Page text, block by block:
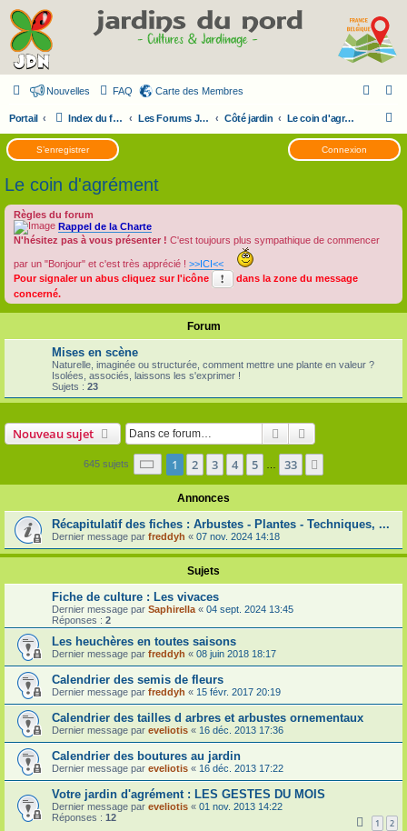
Nouvelles FAQ Carte des Membres
Portail Index du forum Les Forums JDN Côté jardin Le coin d'agrément
e
c
e
r
S’enregistrer Connexion
Le coin d'agrément
Règles du forum
Rappel de la Charte
N'hésitez pas à vous présenter ! C'est toujours plus sympathique de commencer
par un "Bonjour" et c'est très apprécié ! >>ICI<<
Pour signaler un abus cliquez sur l'icône
dans la zone du message
concerné.
Forum
Mises en scène
Naturelle, imaginée ou structurée, comment mettre une plante en valeur ?
Isolées, associés, laissons les s'exprimer !
Sujets : 23
Nouveau sujet Rechercher
645 sujets Page 1sur33
1 2 3 4 5 33
Annonces
Récapitulatif des fiches : Arbustes - Plantes - Techniques, ...
Dernier message par freddyh « 07 nov. 2024 14:18
Sujets
Fiche de culture : Les vivaces
Dernier message par Saphirella « 04 sept. 2024 13:45
Réponses : 2
Les heuchères en toutes saisons
Dernier message par freddyh « 08 juin 2018 18:17
Calendrier des semis de fleurs
Dernier message par freddyh « 15 févr. 2017 20:19
Calendrier des tailles d arbres et arbustes ornementaux
Dernier message par eveliotis « 16 déc. 2013 17:36
Calendrier des boutures au jardin
Dernier message par eveliotis « 16 déc. 2013 17:22
Votre jardin d'agrément : LES GESTES DU MOIS
Dernier message par eveliotis « 01 nov. 2013 14:22
Réponses : 12
1 2